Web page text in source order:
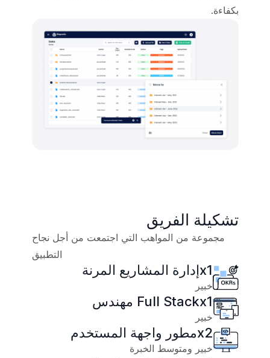
بكفاءة.
تشكيلة الفريق
مجموعة من المواهب التي اجتمعت من أجل نجاح
التطبيق
1
xإدارة المشاريع المرنة
خبير
1
xFull Stack مهندس
خبير
2
xمطور واجهة المستخدم
خبير ومتوسط الخبرة